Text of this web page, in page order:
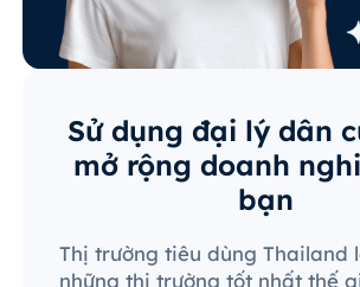
Sử dụng đại lý dân
mở rộng doanh
bạn
Thị trường tiêu dùng Thailand
những thị trường tốt nhất thế